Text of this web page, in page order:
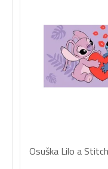
hodnocení
Osuška Lilo a